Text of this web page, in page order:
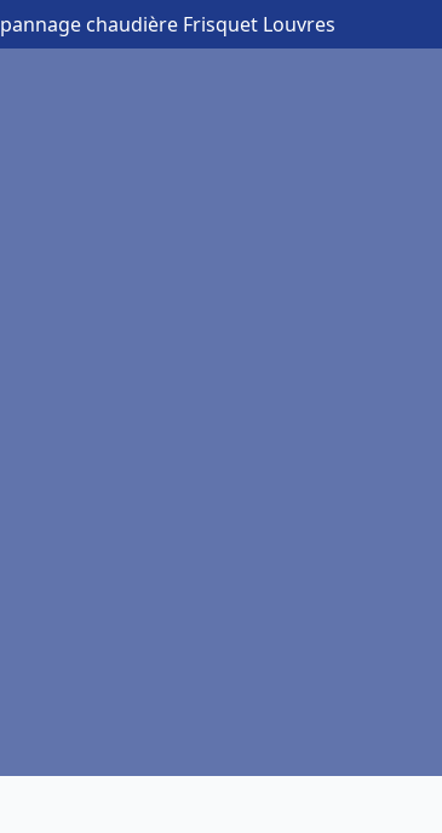
chaudière Frisquet Louvres